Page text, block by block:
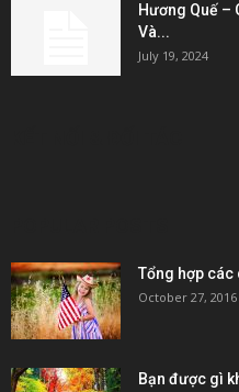
Hương Quế –
Và...
July 19, 2024
Tổng hợp các
October 27, 2016
Bạn được gì